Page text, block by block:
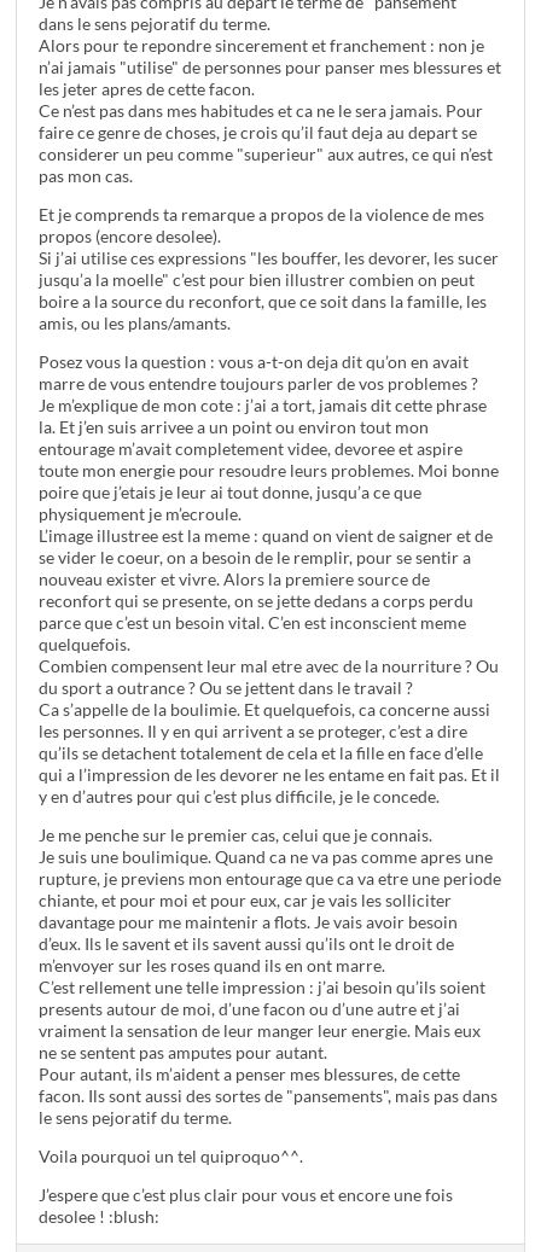
dans le sens pejoratif du terme.
Alors pour te repondre sincerement et franchement : non je
n’ai jamais "utilise" de personnes pour panser mes blessures et
les jeter apres de cette facon.
Ce n’est pas dans mes habitudes et ca ne le sera jamais. Pour
faire ce genre de choses, je crois qu’il faut deja au depart se
considerer un peu comme "superieur" aux autres, ce qui n’est
pas mon cas.
Et je comprends ta remarque a propos de la violence de mes
propos (encore desolee).
Si j’ai utilise ces expressions "les bouffer, les devorer, les sucer
jusqu’a la moelle" c’est pour bien illustrer combien on peut
boire a la source du reconfort, que ce soit dans la famille, les
amis, ou les plans/amants.
Posez vous la question : vous a-t-on deja dit qu’on en avait
marre de vous entendre toujours parler de vos problemes ?
Je m’explique de mon cote : j’ai a tort, jamais dit cette phrase
la. Et j’en suis arrivee a un point ou environ tout mon
entourage m’avait completement videe, devoree et aspire
toute mon energie pour resoudre leurs problemes. Moi bonne
poire que j’etais je leur ai tout donne, jusqu’a ce que
physiquement je m’ecroule.
L’image illustree est la meme : quand on vient de saigner et de
se vider le coeur, on a besoin de le remplir, pour se sentir a
nouveau exister et vivre. Alors la premiere source de
reconfort qui se presente, on se jette dedans a corps perdu
parce que c’est un besoin vital. C’en est inconscient meme
quelquefois.
Combien compensent leur mal etre avec de la nourriture ? Ou
du sport a outrance ? Ou se jettent dans le travail ?
Ca s’appelle de la boulimie. Et quelquefois, ca concerne aussi
les personnes. Il y en qui arrivent a se proteger, c’est a dire
qu’ils se detachent totalement de cela et la fille en face d’elle
qui a l’impression de les devorer ne les entame en fait pas. Et il
y en d’autres pour qui c’est plus difficile, je le concede.
Je me penche sur le premier cas, celui que je connais.
Je suis une boulimique. Quand ca ne va pas comme apres une
rupture, je previens mon entourage que ca va etre une periode
chiante, et pour moi et pour eux, car je vais les solliciter
davantage pour me maintenir a flots. Je vais avoir besoin
d’eux. Ils le savent et ils savent aussi qu’ils ont le droit de
m’envoyer sur les roses quand ils en ont marre.
C’est rellement une telle impression : j’ai besoin qu’ils soient
presents autour de moi, d’une facon ou d’une autre et j’ai
vraiment la sensation de leur manger leur energie. Mais eux
ne se sentent pas amputes pour autant.
Pour autant, ils m’aident a penser mes blessures, de cette
facon. Ils sont aussi des sortes de "pansements", mais pas dans
le sens pejoratif du terme.
Voila pourquoi un tel quiproquo^^.
J’espere que c’est plus clair pour vous et encore une fois
desolee ! :blush: